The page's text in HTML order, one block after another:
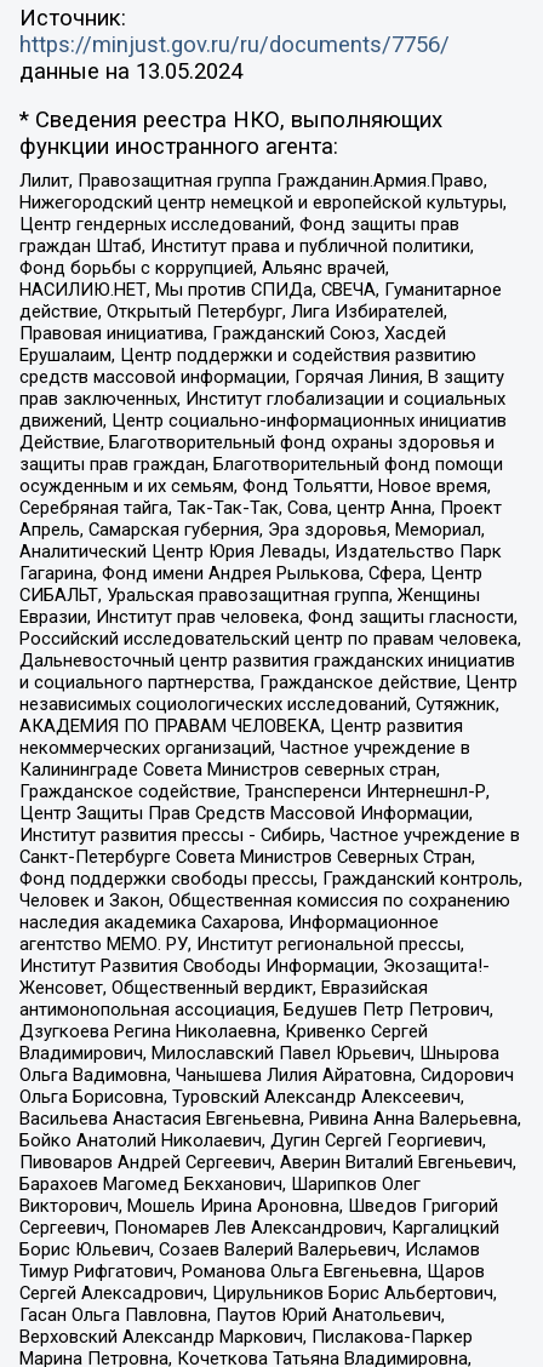
Источник:
https://minjust.gov.ru/ru/documents/7756/
данные на 13.05.2024
* Сведения реестра НКО, выполняющих
функции иностранного агента:
Лилит, Правозащитная группа Гражданин.Армия.Право,
Нижегородский центр немецкой и европейской культуры,
Центр гендерных исследований, Фонд защиты прав
граждан Штаб, Институт права и публичной политики,
Фонд борьбы с коррупцией, Альянс врачей,
НАСИЛИЮ.НЕТ, Мы против СПИДа, СВЕЧА, Гуманитарное
действие, Открытый Петербург, Лига Избирателей,
Правовая инициатива, Гражданский Союз, Хасдей
Ерушалаим, Центр поддержки и содействия развитию
средств массовой информации, Горячая Линия, В защиту
прав заключенных, Институт глобализации и социальных
движений, Центр социально-информационных инициатив
Действие, Благотворительный фонд охраны здоровья и
защиты прав граждан, Благотворительный фонд помощи
осужденным и их семьям, Фонд Тольятти, Новое время,
Серебряная тайга, Так-Так-Так, Сова, центр Анна, Проект
Апрель, Самарская губерния, Эра здоровья, Мемориал,
Аналитический Центр Юрия Левады, Издательство Парк
Гагарина, Фонд имени Андрея Рылькова, Сфера, Центр
СИБАЛЬТ, Уральская правозащитная группа, Женщины
Евразии, Институт прав человека, Фонд защиты гласности,
Российский исследовательский центр по правам человека,
Дальневосточный центр развития гражданских инициатив
и социального партнерства, Гражданское действие, Центр
независимых социологических исследований, Сутяжник,
АКАДЕМИЯ ПО ПРАВАМ ЧЕЛОВЕКА, Центр развития
некоммерческих организаций, Частное учреждение в
Калининграде Совета Министров северных стран,
Гражданское содействие, Трансперенси Интернешнл-Р,
Центр Защиты Прав Средств Массовой Информации,
Институт развития прессы - Сибирь, Частное учреждение в
Санкт-Петербурге Совета Министров Северных Стран,
Фонд поддержки свободы прессы, Гражданский контроль,
Человек и Закон, Общественная комиссия по сохранению
наследия академика Сахарова, Информационное
агентство МЕМО. РУ, Институт региональной прессы,
Институт Развития Свободы Информации, Экозащита!-
Женсовет, Общественный вердикт, Евразийская
антимонопольная ассоциация, Бедушев Петр Петрович,
Дзугкоева Регина Николаевна, Кривенко Сергей
Владимирович, Милославский Павел Юрьевич, Шнырова
Ольга Вадимовна, Чанышева Лилия Айратовна, Сидорович
Ольга Борисовна, Туровский Александр Алексеевич,
Васильева Анастасия Евгеньевна, Ривина Анна Валерьевна,
Бойко Анатолий Николаевич, Дугин Сергей Георгиевич,
Пивоваров Андрей Сергеевич, Аверин Виталий Евгеньевич,
Барахоев Магомед Бекханович, Шарипков Олег
Викторович, Мошель Ирина Ароновна, Шведов Григорий
Сергеевич, Пономарев Лев Александрович, Каргалицкий
Борис Юльевич, Созаев Валерий Валерьевич, Исламов
Тимур Рифгатович, Романова Ольга Евгеньевна, Щаров
Сергей Алексадрович, Цирульников Борис Альбертович,
Гасан Ольга Павловна, Паутов Юрий Анатольевич,
Верховский Александр Маркович, Пислакова-Паркер
Марина Петровна, Кочеткова Татьяна Владимировна,